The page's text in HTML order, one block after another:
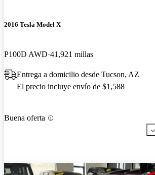
2016 Tesla Model X
P100D AWD 41,921 millas
Entrega a domicilio desde Tucson, AZ
El precio incluye envío de $1,588
Buena oferta